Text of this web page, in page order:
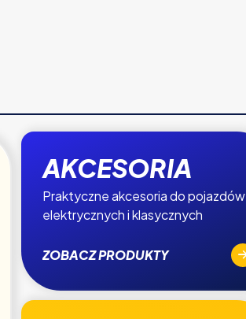
AKCESORIA
Praktyczne akcesoria do pojazdów
elektrycznych i klasycznych
ZOBACZ PRODUKTY